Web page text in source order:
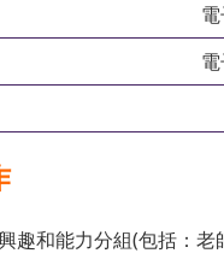
趣和能力分組(包括：